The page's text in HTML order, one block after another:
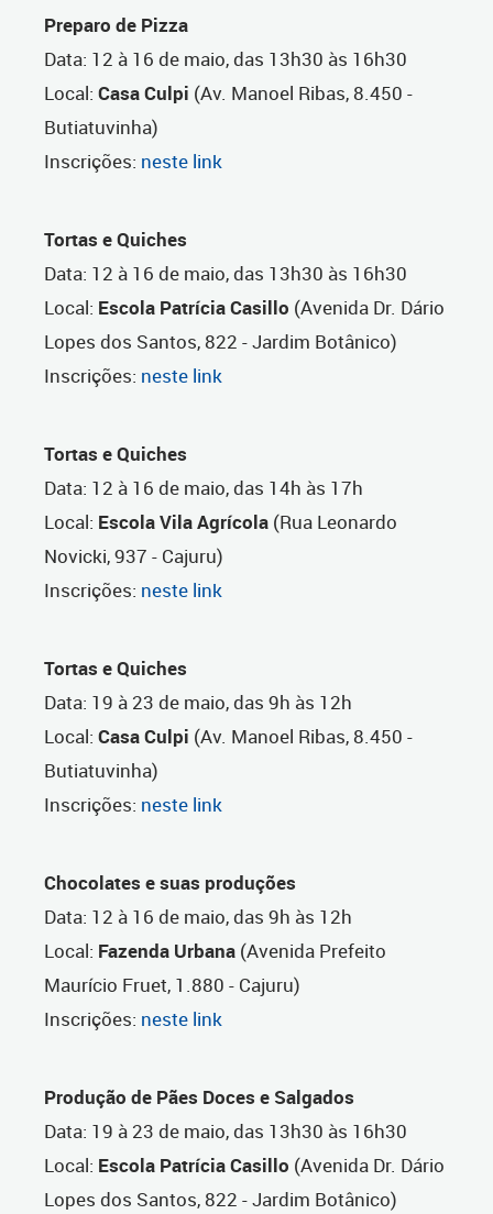
Preparo de Pizza
Data: 12 à 16 de maio, das 13h30 às 16h30
Local: Casa Culpi (Av. Manoel Ribas, 8.450 -
Butiatuvinha)
Inscrições: neste link
Tortas e Quiches
Data: 12 à 16 de maio, das 13h30 às 16h30
Local: Escola Patrícia Casillo (Avenida Dr. Dário
Lopes dos Santos, 822 - Jardim Botânico)
Inscrições: neste link
Tortas e Quiches
Data: 12 à 16 de maio, das 14h às 17h
Local: Escola Vila Agrícola (Rua Leonardo
Novicki, 937 - Cajuru)
Inscrições: neste link
Tortas e Quiches
Data: 19 à 23 de maio, das 9h às 12h
Local: Casa Culpi (Av. Manoel Ribas, 8.450 -
Butiatuvinha)
Inscrições: neste link
Chocolates e suas produções
Data: 12 à 16 de maio, das 9h às 12h
Local: Fazenda Urbana (Avenida Prefeito
Maurício Fruet, 1.880 - Cajuru)
Inscrições: neste link
Produção de Pães Doces e Salgados
Data: 19 à 23 de maio, das 13h30 às 16h30
Local: Escola Patrícia Casillo (Avenida Dr. Dário
Lopes dos Santos, 822 - Jardim Botânico)